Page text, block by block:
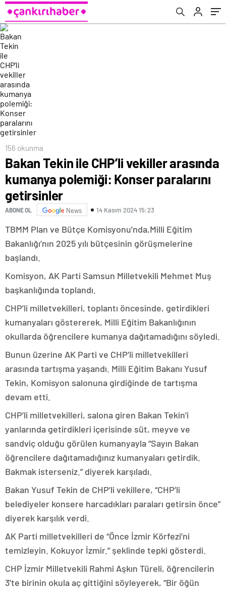
getirsinler
156 okunma
Bakan Tekin ile CHP’li vekiller arasında
kumanya polemiği: Konser paralarını
getirsinler
ABONE OL News 14 Kasım 2024 15:23
TBMM Plan ve Bütçe Komisyonu’nda,Milli Eğitim
Bakanlığı’nın 2025 yılı bütçesinin görüşmelerine
başlandı.
Komisyon, AK Parti Samsun Milletvekili Mehmet Muş
başkanlığında toplandı.
CHP’li milletvekilleri, toplantı öncesinde, getirdikleri
kumanyaları göstererek, Milli Eğitim Bakanlığının
okullarda öğrencilere kumanya dağıtamadığını söyledi.
Bunun üzerine AK Parti ve CHP’li milletvekilleri
arasında tartışma yaşandı. Milli Eğitim Bakanı Yusuf
Tekin, Komisyon salonuna girdiğinde de tartışma
devam etti.
CHP’li milletvekilleri, salona giren Bakan Tekin’i
yanlarında getirdikleri içerisinde süt, meyve ve
sandviç olduğu görülen kumanyayla “Sayın Bakan
öğrencilere dağıtamadığınız kumanyaları getirdik.
Bakmak isterseniz.” diyerek karşıladı.
Bakan Yusuf Tekin de CHP’li vekillere, “CHP’li
belediyeler konsere harcadıkları paraları getirsin önce”
diyerek karşılık verdi.
AK Parti milletvekilleri de “Önce İzmir Körfezi’ni
temizleyin. Kokuyor İzmir.” şeklinde tepki gösterdi.
CHP İzmir Milletvekili Rahmi Aşkın Türeli, öğrencilerin
3’te birinin okula aç gittiğini söyleyerek, “Bir öğün